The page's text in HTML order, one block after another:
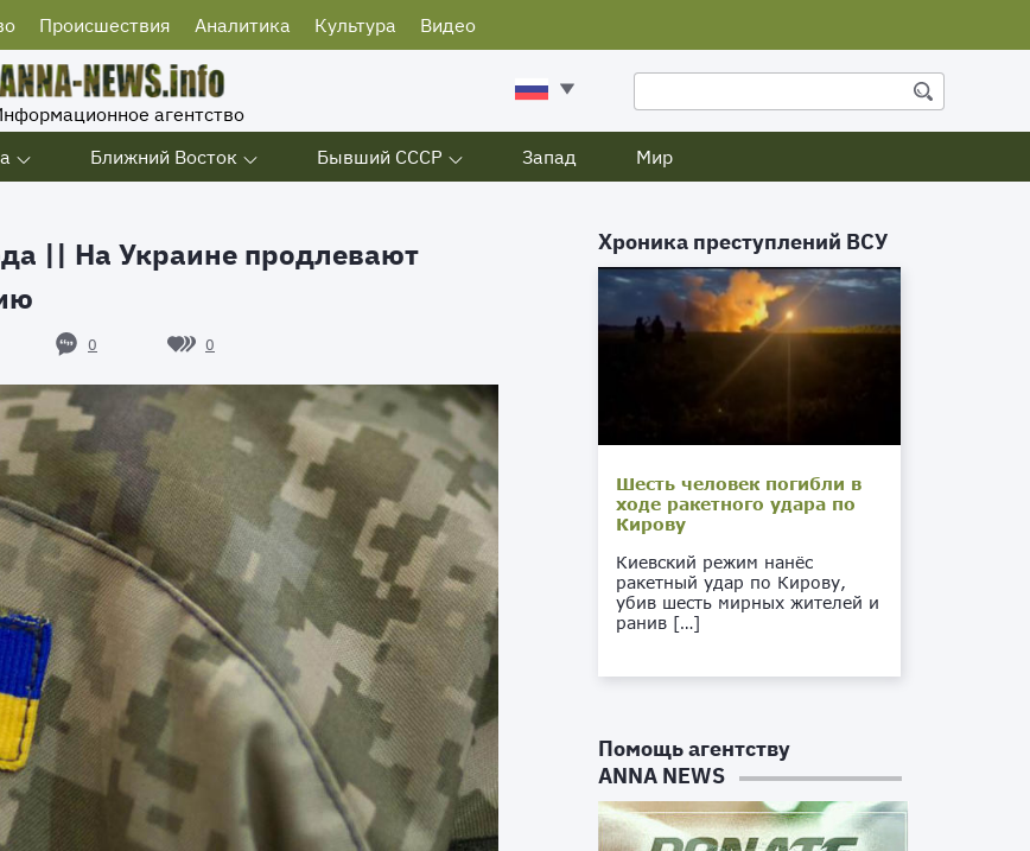
Происшествия Аналитика Культура Видео
агентство
Ближний Восток Бывший СССР Запад Мир
|| На Украине продлевают
0 0
Хроника преступлений ВСУ
Шесть человек погибли в
ходе ракетного удара по
Кирову
Киевский режим нанёс
ракетный удар по Кирову,
убив шесть мирных жителей и
ранив […]
Помощь агентству
ANNA NEWS